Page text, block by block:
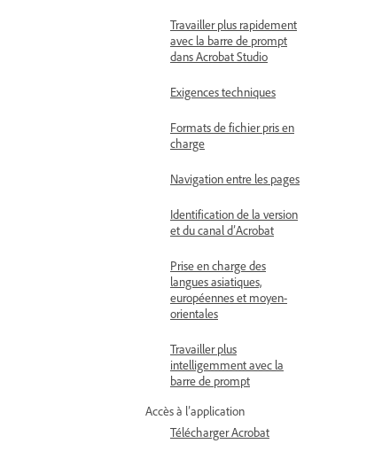
Travailler plus rapidement
avec la barre de prompt
dans Acrobat Studio
Exigences techniques
Formats de fichier pris en
charge
Navigation entre les pages
Identification de la version
et du canal d’Acrobat
Prise en charge des
langues asiatiques,
européennes et moyen-
orientales
Travailler plus
intelligemment avec la
barre de prompt
Accès à l’application
Télécharger Acrobat